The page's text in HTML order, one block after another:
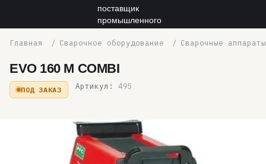
Сварочное оборудование Сварочные аппараты
EVO 160 M COMBI
ПОД ЗАКАЗ Артикул: 495